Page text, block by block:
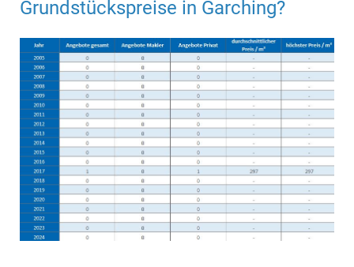
Grundstückspreise in Garching?